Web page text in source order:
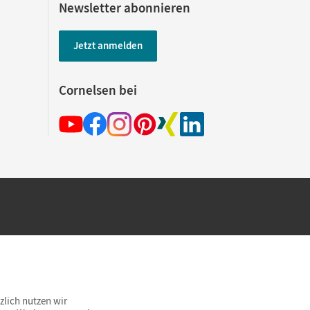
Newsletter abonnieren
Jetzt anmelden
Cornelsen bei
innerhalb Deutschlands
nutzen wir